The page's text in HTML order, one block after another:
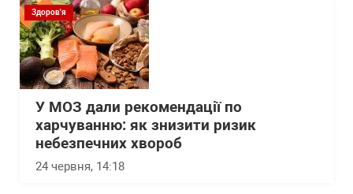
Здоров'я
У МОЗ дали рекомендації по
харчуванню: як знизити ризик
небезпечних хвороб
24 червня, 14:18